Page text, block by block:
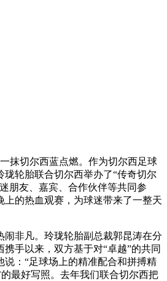
切尔西蓝点燃。作为切尔西足球
珑轮胎联合切尔西举办了“传奇切尔
朋友、嘉宾、合作伙伴等共同参
上的热血观赛，为球迷带来了一整天
非凡。玲珑轮胎副总裁郭昆涛在分
手以来，双方基于对“卓越”的共同
说：“足球场上的精准配合和拼搏精
最好写照。去年我们联合切尔西把